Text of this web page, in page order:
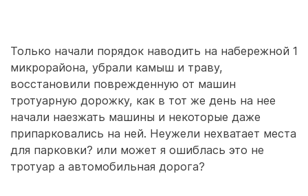
Только начали порядок наводить на набережной 1
микрорайона, убрали камыш и траву,
восстановили поврежденную от машин
тротуарную дорожку, как в тот же день на нее
начали наезжать машины и некоторые даже
припарковались на ней. Неужели нехватает места
для парковки? или может я ошиблась это не
тротуар а автомобильная дорога?